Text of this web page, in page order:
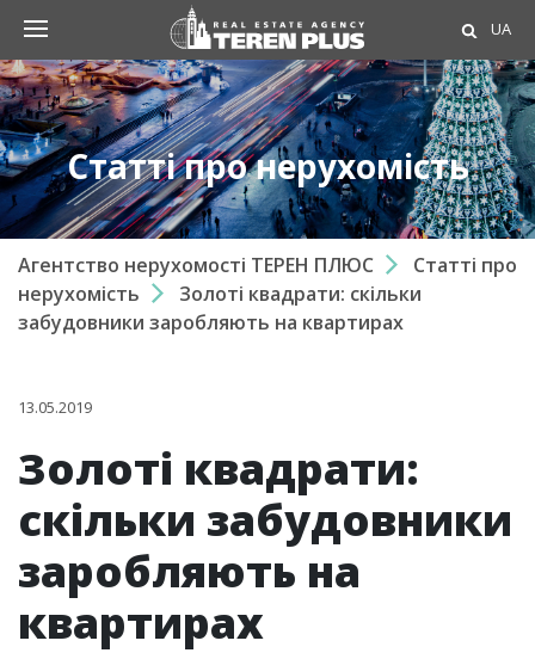
UA
Статті про нерухомість
Агентство нерухомості ТЕРЕН ПЛЮС
Статті про
нерухомість
Золоті квадрати: cкільки
забудовники заробляють на квартирах
13.05.2019
Золоті квадрати:
cкільки забудовники
заробляють на
квартирах